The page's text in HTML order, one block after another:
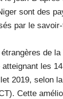
sont des
par le
de la
les
2019, selon
Cette